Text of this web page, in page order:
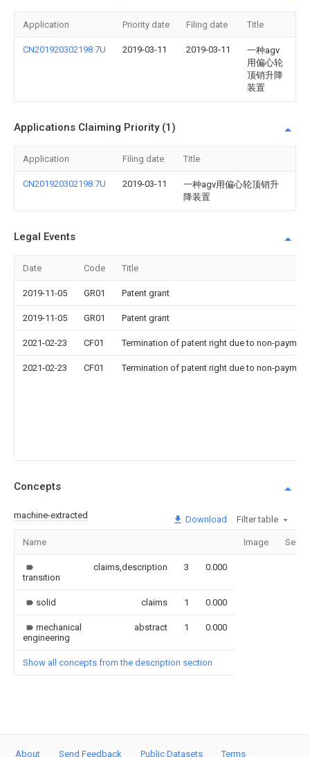
Application Priority date Filing date Title
CN201920302198.7U 2019-03-11 2019-03-11
一种agv
用偏心轮
顶销升降
装置
Applications Claiming Priority (1)
Application Filing date Title
CN201920302198.7U 2019-03-11
一种agv用偏心轮顶销升
降装置
Legal Events
Date Code Title
2019-11-05 GR01 Patent grant
2019-11-05 GR01 Patent grant
2021-02-23 CF01 Termination of patent right due to non-
2021-02-23 CF01 Termination of patent right due to non-
Concepts
machine-extracted Download Filter table
Name Image
transition
claims,description 3 0.000
solid claims 1 0.000
mechanical
engineering
abstract 1 0.000
Show all concepts from the description section
About Send Feedback Public Datasets Terms